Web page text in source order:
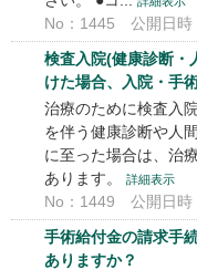
No：1445
公開日
検査入院(健康診断・
けた場合、入院・手
治療のために検査入
を伴う健康診断や人
に至った場合は、治
あります。
詳細表示
No：1449
公開日
手術給付金の請求手
ありますか？